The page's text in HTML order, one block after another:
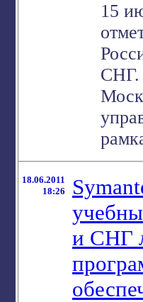
15
СНГ.
18.06.2011
18:26
и СНГ